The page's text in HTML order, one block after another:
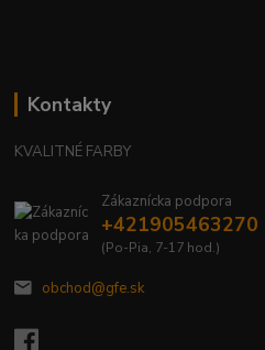
Kontakty
KVALITNÉ FARBY
Zákaznícka podpora
+421905463270
(Po-Pia, 7-17 hod.)
obchod@gfe.sk